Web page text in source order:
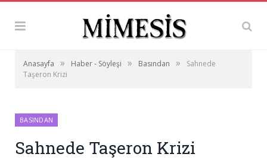
Anasayfa » Haber - Söyleşi » Basından »
Sahnede
Taşeron Krizi
BASINDAN
Sahnede Taşeron Krizi